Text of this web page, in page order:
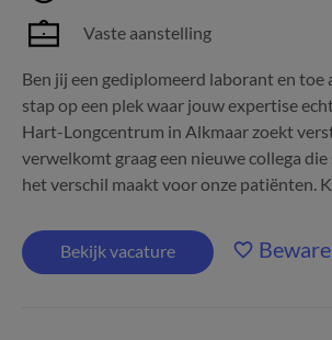
Vaste aanstelling
Ben jij een gediplomeerd laborant en toe
stap op een plek waar jouw expertise
Hart-Longcentrum in Alkmaar zoekt
verwelkomt graag een nieuwe collega die
het verschil maakt voor onze patiënten.
Bekijk vacature